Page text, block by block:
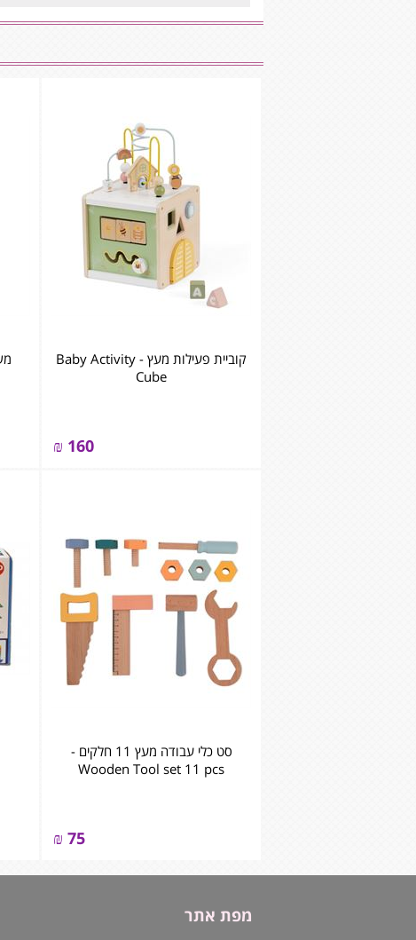
קוביית פעילות מעץ - ‏‏‏‏Baby Activity
Cube
160
₪
סט כלי עבודה מעץ 11 חלקים -
Wooden Tool set 11 pcs
75
₪
מפת אתר